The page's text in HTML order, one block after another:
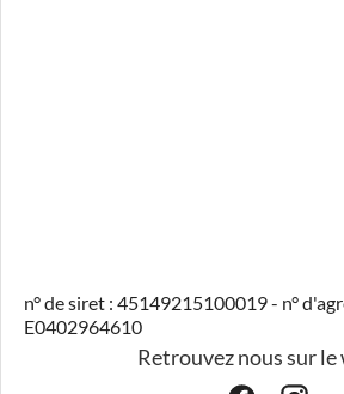
n° de siret : 45149215100019 - n°
E0402964610
Retrouvez nous sur le